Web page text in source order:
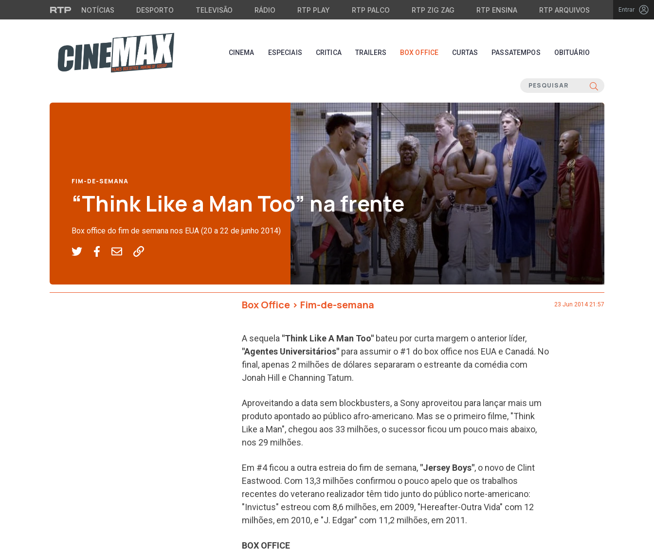
Saltar para o conteúdo principal
NOTÍCIAS DESPORTO TELEVISÃO RÁDIO RTP PLAY RTP PALCO RTP ZIG ZAG RTP ENSINA RTP ARQUIVOS Entrar
CINEMA ESPECIAIS CRITICA TRAILERS BOX OFFICE CURTAS PASSATEMPOS OBITUÁRIO
FIM-DE-SEMANA
“Think Like a Man Too” na frente
Box office do fim de semana nos EUA (20 a 22 de junho 2014)
Box Office > Fim-de-semana 23 Jun 2014 21:57
A sequela "Think Like A Man Too" bateu por curta margem o anterior líder,
"Agentes Universitários" para assumir o #1 do box office nos EUA e Canadá. No
final, apenas 2 milhões de dólares separaram o estreante da comédia com
Jonah Hill e Channing Tatum.
Aproveitando a data sem blockbusters, a Sony aproveitou para lançar mais um
produto apontado ao público afro-americano. Mas se o primeiro filme, "Think
Like a Man", chegou aos 33 milhões, o sucessor ficou um pouco mais abaixo,
nos 29 milhões.
Em #4 ficou a outra estreia do fim de semana, "Jersey Boys", o novo de Clint
Eastwood. Com 13,3 milhões confirmou o pouco apelo que os trabalhos
recentes do veterano realizador têm tido junto do público norte-americano:
"Invictus" estreou com 8,6 milhões, em 2009, "Hereafter-Outra Vida" com 12
milhões, em 2010, e "J. Edgar" com 11,2 milhões, em 2011.
BOX OFFICE